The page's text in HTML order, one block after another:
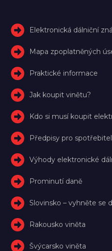
Elektronická dálniční
Mapa zpoplatněných
Praktické informace
Jak koupit vinětu?
Kdo si musí koupit
Předpisy pro
Výhody elektronické
Prominutí daně
Slovinsko – vyhněte se
Rakousko viněta
Švýcarsko viněta